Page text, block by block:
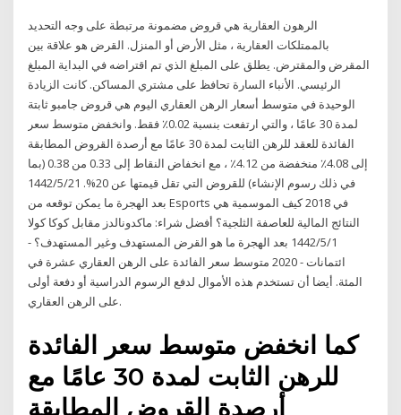
الرهون العقارية هي قروض مضمونة مرتبطة على وجه التحديد
بالممتلكات العقارية ، مثل الأرض أو المنزل. القرض هو علاقة بين
المقرض والمقترض. يطلق على المبلغ الذي تم اقتراضه في البداية المبلغ
الرئيسي. الأنباء السارة تحافظ على مشتري المساكن. كانت الزيادة
الوحيدة في متوسط أسعار الرهن العقاري اليوم هي قروض جامبو ثابتة
لمدة 30 عامًا ، والتي ارتفعت بنسبة 0.02٪ فقط. وانخفض متوسط سعر
الفائدة للعقد للرهن الثابت لمدة 30 عامًا مع أرصدة القروض المطابقة
إلى 4.08٪ منخفضة من 4.12٪ ، مع انخفاض النقاط إلى 0.33 من 0.38 (بما
في ذلك رسوم الإنشاء) للقروض التي تقل قيمتها عن 20%. 21‏‏/5‏‏/1442
بعد الهجرة ما يمكن توقعه من Esports في 2018 كيف الموسمية هي
النتائج المالية للعاصفة الثلجية؟ أفضل شراء: ماكدونالدز مقابل كوكا كولا
1‏‏/5‏‏/1442 بعد الهجرة ما هو القرض المستهدف وغير المستهدف؟ -
ائتمانات - 2020 متوسط سعر الفائدة على الرهن العقاري عشرة في
المئة. أيضا أن تستخدم هذه الأموال لدفع الرسوم الدراسية أو دفعة أولى
على الرهن العقاري.
كما انخفض متوسط سعر الفائدة
للرهن الثابت لمدة 30 عامًا مع
أرصدة القروض المطابقة